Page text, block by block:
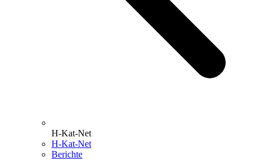
H-Kat-Net
H-Kat-Net
Berichte